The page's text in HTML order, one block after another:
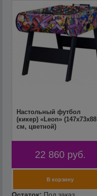
Настольный футбол
(кикер) «Leon» (147x73x88
см, цветной)
22 860 руб.